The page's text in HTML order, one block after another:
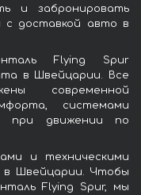
и забронировать
с доставкой авто в
Flying Spur
в Швейцарии. Все
современной
системами
при движении по
и техническими
в Швейцарии. Чтобы
Flying Spur, мы